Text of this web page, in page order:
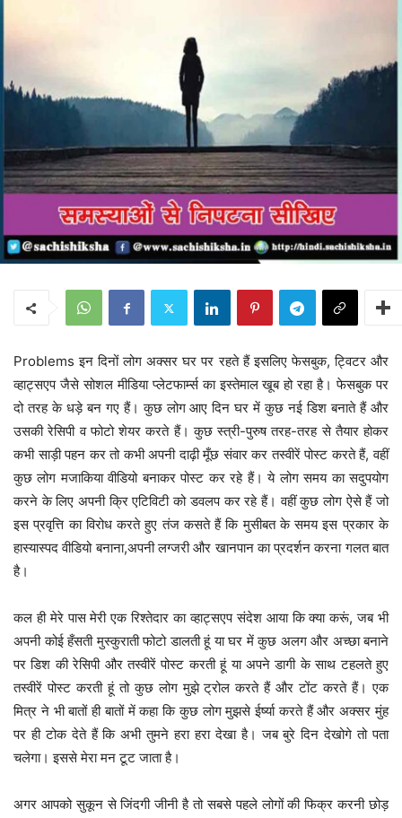
Problems इन दिनों लोग अक्सर घर पर रहते हैं इसलिए फेसबुक, ट्विटर और
व्हाट्सएप जैसे सोशल मीडिया प्लेटफार्म्स का इस्तेमाल खूब हो रहा है। फेसबुक पर
दो तरह के धड़े बन गए हैं। कुछ लोग आए दिन घर में कुछ नई डिश बनाते हैं और
उसकी रेसिपी व फोटो शेयर करते हैं। कुछ स्त्री-पुरुष तरह-तरह से तैयार होकर
कभी साड़ी पहन कर तो कभी अपनी दाढ़ी मूँछ संवार कर तस्वीरें पोस्ट करते हैं, वहीं
कुछ लोग मजाकिया वीडियो बनाकर पोस्ट कर रहे हैं। ये लोग समय का सदुपयोग
करने के लिए अपनी क्रि एटिविटी को डवलप कर रहे हैं। वहीं कुछ लोग ऐसे हैं जो
इस प्रवृत्ति का विरोध करते हुए तंज कसते हैं कि मुसीबत के समय इस प्रकार के
हास्यास्पद वीडियो बनाना,अपनी लग्जरी और खानपान का प्रदर्शन करना गलत बात
है।
कल ही मेरे पास मेरी एक रिश्तेदार का व्हाट्सएप संदेश आया कि क्या करूं, जब भी
अपनी कोई हँसती मुस्कुराती फोटो डालती हूं या घर में कुछ अलग और अच्छा बनाने
पर डिश की रेसिपी और तस्वीरें पोस्ट करती हूं या अपने डागी के साथ टहलते हुए
तस्वीरें पोस्ट करती हूं तो कुछ लोग मुझे ट्रोल करते हैं और टोंट करते हैं। एक
मित्र ने भी बातों ही बातों में कहा कि कुछ लोग मुझसे ईर्ष्या करते हैं और अक्सर मुंह
पर ही टोक देते हैं कि अभी तुमने हरा हरा देखा है। जब बुरे दिन देखोगे तो पता
चलेगा। इससे मेरा मन टूट जाता है।
अगर आपको सुकून से जिंदगी जीनी है तो सबसे पहले लोगों की फिक्र करनी छोड़